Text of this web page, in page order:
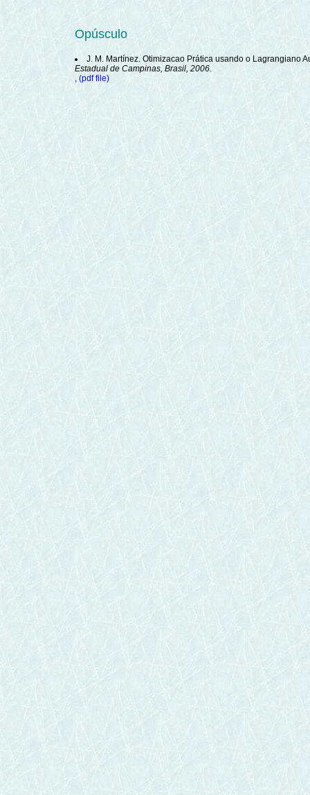
Opúsculo
J. M. Martínez. Otimizacao Prática usando o Lagrangiano
Estadual de Campinas, Brasil, 2006.
, (pdf file)